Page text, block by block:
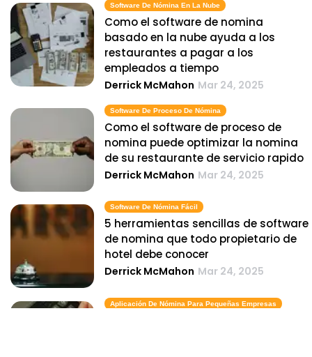
Software De Nómina En La Nube
Como el software de nomina
basado en la nube ayuda a los
restaurantes a pagar a los
empleados a tiempo
Derrick McMahon Mar 24, 2025
Software De Proceso De Nómina
Como el software de proceso de
nomina puede optimizar la nomina
de su restaurante de servicio rapido
Derrick McMahon Mar 24, 2025
Software De Nómina Fácil
5 herramientas sencillas de software
de nomina que todo propietario de
hotel debe conocer
Derrick McMahon Mar 24, 2025
Aplicación De Nómina Para Pequeñas Empresas